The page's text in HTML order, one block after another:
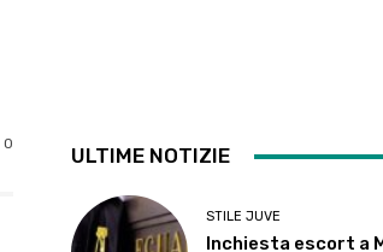
0
ULTIME NOTIZIE
STILE JUVE
Inchiesta escort a